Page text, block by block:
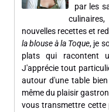
par les
nouvelles recettes et
la blouse à la Toque, je
plats qui racontent
J'apprécie tout
autour d'une table
même du plaisir
vous transmettre cette